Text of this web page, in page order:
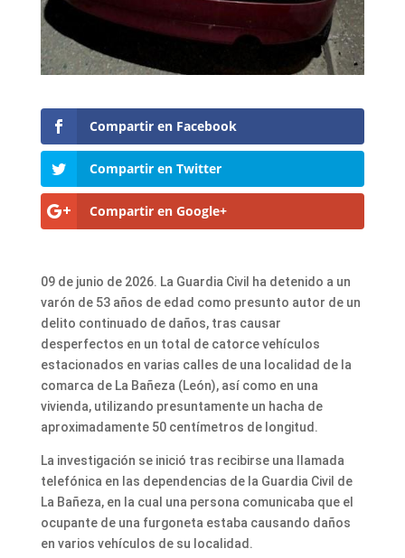
Compartir en Facebook
Compartir en Twitter
Compartir en Google+
09 de junio de 2026. La Guardia Civil ha detenido a un
varón de 53 años de edad como presunto autor de un
delito continuado de daños, tras causar
desperfectos en un total de catorce vehículos
estacionados en varias calles de una localidad de la
comarca de La Bañeza (León), así como en una
vivienda, utilizando presuntamente un hacha de
aproximadamente 50 centímetros de longitud.
La investigación se inició tras recibirse una llamada
telefónica en las dependencias de la Guardia Civil de
La Bañeza, en la cual una persona comunicaba que el
ocupante de una furgoneta estaba causando daños
en varios vehículos de su localidad.